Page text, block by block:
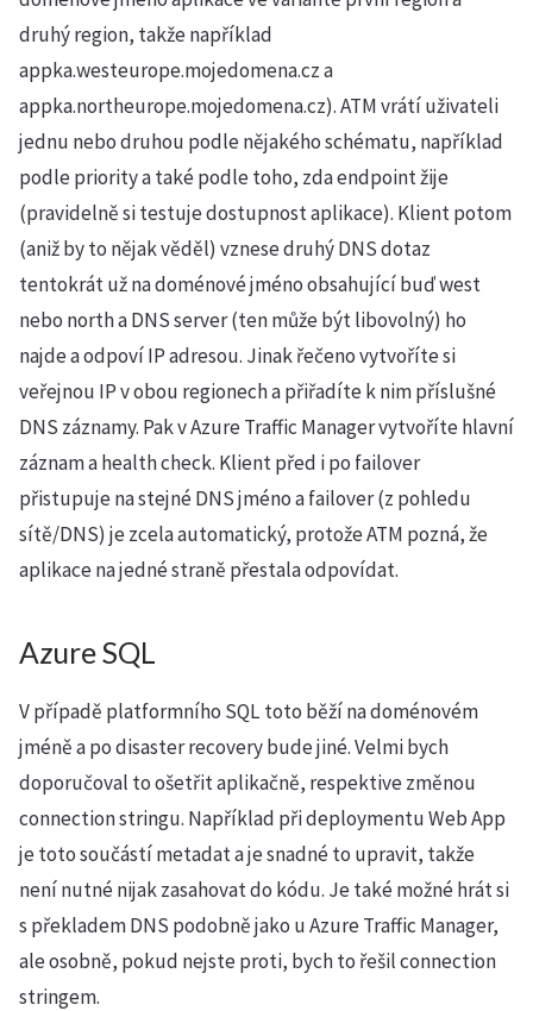
druhý region, takže například
appka.westeurope.mojedomena.cz a
appka.northeurope.mojedomena.cz). ATM vrátí uživateli
jednu nebo druhou podle nějakého schématu, například
podle priority a také podle toho, zda endpoint žije
(pravidelně si testuje dostupnost aplikace). Klient potom
(aniž by to nějak věděl) vznese druhý DNS dotaz
tentokrát už na doménové jméno obsahující buď west
nebo north a DNS server (ten může být libovolný) ho
najde a odpoví IP adresou. Jinak řečeno vytvoříte si
veřejnou IP v obou regionech a přiřadíte k nim příslušné
DNS záznamy. Pak v Azure Traffic Manager vytvoříte hlavní
záznam a health check. Klient před i po failover
přistupuje na stejné DNS jméno a failover (z pohledu
sítě/DNS) je zcela automatický, protože ATM pozná, že
aplikace na jedné straně přestala odpovídat.
Azure SQL
V případě platformního SQL toto běží na doménovém
jméně a po disaster recovery bude jiné. Velmi bych
doporučoval to ošetřit aplikačně, respektive změnou
connection stringu. Například při deploymentu Web App
je toto součástí metadat a je snadné to upravit, takže
není nutné nijak zasahovat do kódu. Je také možné hrát si
s překladem DNS podobně jako u Azure Traffic Manager,
ale osobně, pokud nejste proti, bych to řešil connection
stringem.